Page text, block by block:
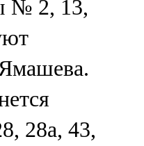
№ 2, 13,
28а, 43,